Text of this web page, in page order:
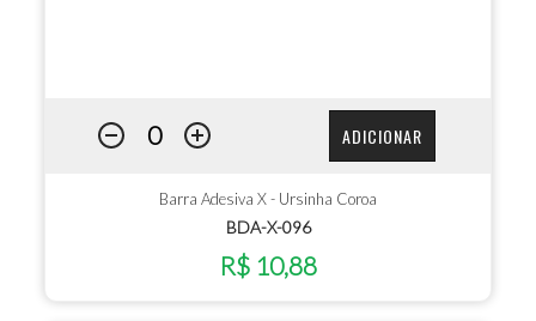
ADICIONAR
Barra Adesiva X - Ursinha Coroa
BDA-X-096
R$ 10,88